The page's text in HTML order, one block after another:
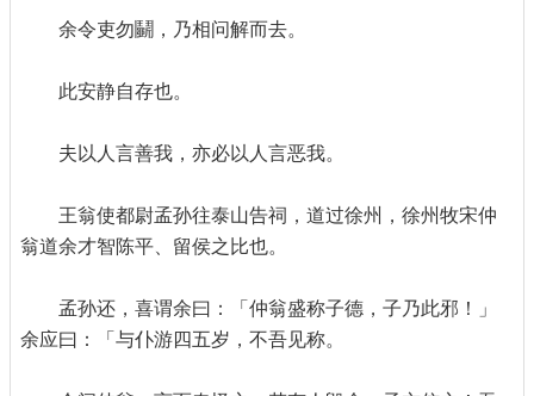
余令吏勿鬭，乃相问解而去。
此安静自存也。
夫以人言善我，亦必以人言恶我。
王翁使都尉孟孙往泰山告祠，道过徐州，徐州牧宋仲
翁道余才智陈平、留侯之比也。
孟孙还，喜谓余曰：「仲翁盛称子德，子乃此邪！」
余应曰：「与仆游四五岁，不吾见称。